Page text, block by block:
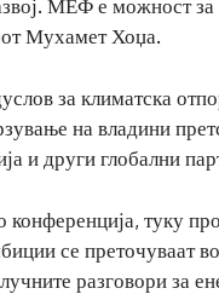
Мухамет Хоџа.
за климатска
на владини
и други глобални
туку
се преточуваат
разговори за